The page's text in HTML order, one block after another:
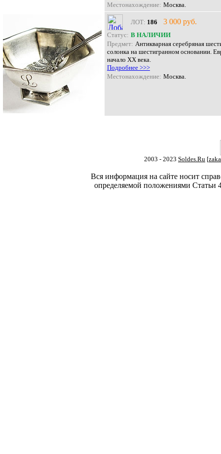
Местонахождение: Москва.
ЛОТ: 186 3 000 руб.
Статус: В НАЛИЧИИ
Предмет: Антикварная серебряная
солонка на шестигранном основании.
начало XX века.
Подробнее >>>
Местонахождение: Москва.
2003 - 2023 Soldes.Ru [
Вся информация на сайте носит
определяемой положениями Статьи